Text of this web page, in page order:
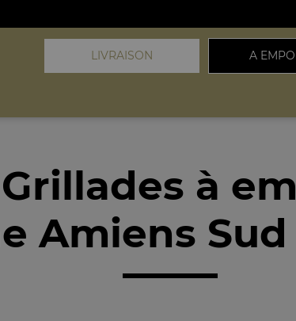
LIVRAISON A
à
Amiens